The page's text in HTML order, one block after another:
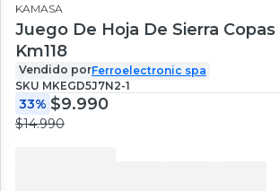
KAMASA
Juego De Hoja De Sierra Copas
Km118
Vendido porFerroelectronic spa
SKU MKEGD5J7N2-1
33% $9.990
$14.990